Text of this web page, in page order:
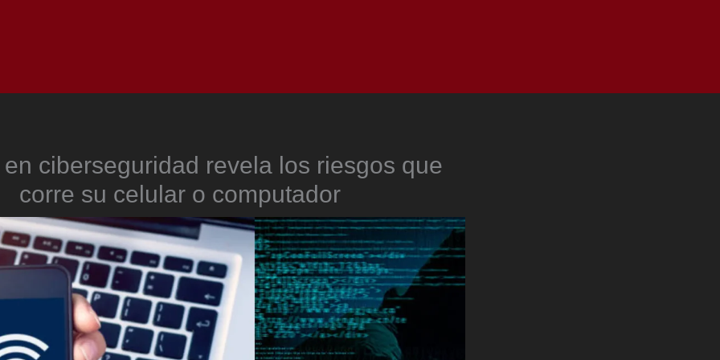
ciberseguridad revela los riesgos que
corre su celular o computador